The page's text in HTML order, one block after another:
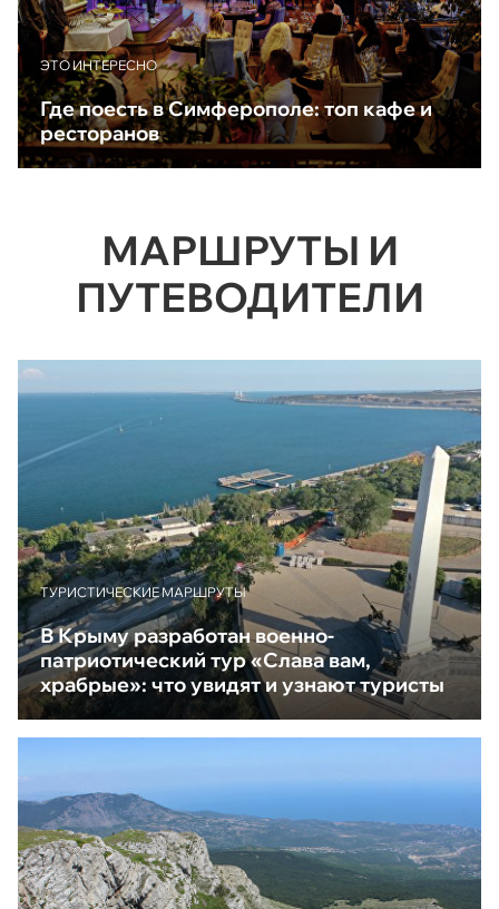
ЭТО ИНТЕРЕСНО
Где поесть в Симферополе: топ кафе и
ресторанов
МАРШРУТЫ И
ПУТЕВОДИТЕЛИ
ТУРИСТИЧЕСКИЕ МАРШРУТЫ
В Крыму разработан военно-
патриотический тур «Слава вам,
храбрые»: что увидят и узнают туристы